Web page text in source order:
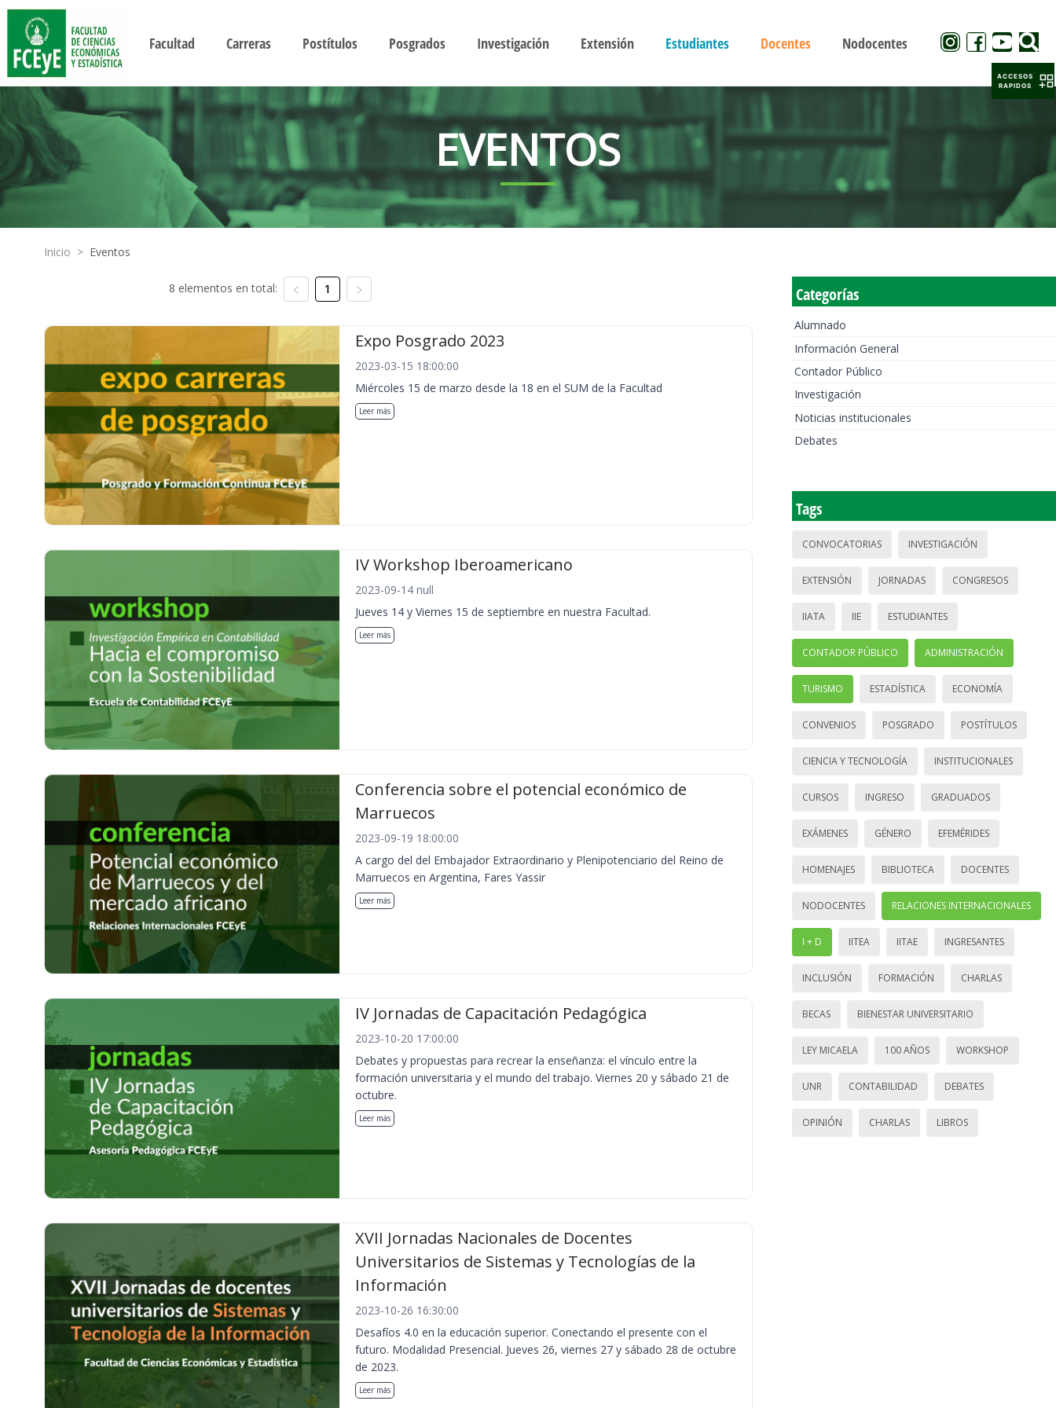
Facultad Carreras Postítulos Posgrados Investigación Extensión Estudiantes Docentes Nodocentes
EVENTOS
Inicio > Eventos
8 elementos en total: 1
Expo Posgrado 2023
2023-03-15 18:00:00
Miércoles 15 de marzo desde la 18 en el SUM de la Facultad
Leer más
IV Workshop Iberoamericano
2023-09-14 null
Jueves 14 y Viernes 15 de septiembre en nuestra Facultad.
Leer más
Conferencia sobre el potencial económico de
Marruecos
2023-09-19 18:00:00
A cargo del del Embajador Extraordinario y Plenipotenciario del Reino de
Marruecos en Argentina, Fares Yassir
Leer más
IV Jornadas de Capacitación Pedagógica
2023-10-20 17:00:00
Debates y propuestas para recrear la enseñanza: el vínculo entre la
formación universitaria y el mundo del trabajo. Viernes 20 y sábado 21 de
octubre.
Leer más
XVII Jornadas Nacionales de Docentes
Universitarios de Sistemas y Tecnologías de la
Información
2023-10-26 16:30:00
Desafíos 4.0 en la educación superior. Conectando el presente con el
futuro. Modalidad Presencial. Jueves 26, viernes 27 y sábado 28 de octubre
de 2023.
Leer más
Categorías
Alumnado
Información General
Contador Público
Investigación
Noticias institucionales
Debates
Tags
CONVOCATORIAS INVESTIGACIÓN
EXTENSIÓN JORNADAS CONGRESOS
IIATA IIE ESTUDIANTES
CONTADOR PÚBLICO ADMINISTRACIÓN
TURISMO ESTADÍSTICA ECONOMÍA
CONVENIOS POSGRADO POSTÍTULOS
CIENCIA Y TECNOLOGÍA INSTITUCIONALES
CURSOS INGRESO GRADUADOS
EXÁMENES GÉNERO EFEMÉRIDES
HOMENAJES BIBLIOTECA DOCENTES
NODOCENTES RELACIONES INTERNACIONALES
I + D IITEA IITAE INGRESANTES
INCLUSIÓN FORMACIÓN CHARLAS
BECAS BIENESTAR UNIVERSITARIO
LEY MICAELA 100 AÑOS WORKSHOP
UNR CONTABILIDAD DEBATES
OPINIÓN CHARLAS LIBROS
ACCESOS
RAPIDOS